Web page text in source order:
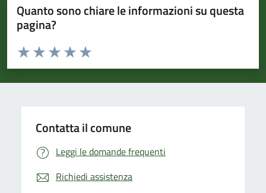
Quanto sono chiare le informazioni su questa
pagina?
Valuta da 1 a 5 stelle la pagina
Valuta 5 stelle su 5
Valuta 4 stelle su 5
Valuta 3 stelle su 5
Valuta 2 stelle su 5
Valuta 1 stelle su 5
Contatta il comune
Leggi le domande frequenti
Richiedi assistenza